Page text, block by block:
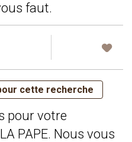
faut.
pour votre
PAPE. Nous vous